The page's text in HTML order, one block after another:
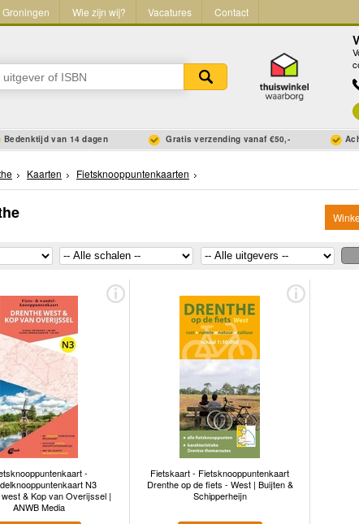
Wie zijn wij? Vacatures Contact
Bedenktijd van 14 dagen Gratis verzending vanaf €50,-
Kaarten Fietsknooppuntenkaarten
Ga
-
N3
& Kop van Overijssel |
ANWB Media
Fietskaart - Fietsknooppuntenkaart
Drenthe op de fiets - West | Buijten &
Schipperheijn